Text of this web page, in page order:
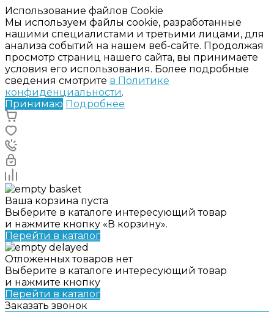
Использование файлов Cookie
Мы используем файлы cookie, разработанные
нашими специалистами и третьими лицами, для
анализа событий на нашем веб-сайте. Продолжая
просмотр страниц нашего сайта, вы принимаете
условия его использования. Более подробные
сведения смотрите в Политике
конфиденциальности.
Принимаю Подробнее
Ваша корзина пуста
Выберите в каталоге интересующий товар
и нажмите кнопку «В корзину».
Перейти в каталог
Отложенных товаров нет
Выберите в каталоге интересующий товар
и нажмите кнопку
Перейти в каталог
Заказать звонок